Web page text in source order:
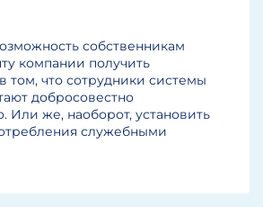
собственникам
компании получить
том, что сотрудники системы
добросовестно
Или же, наоборот, установить
служебными